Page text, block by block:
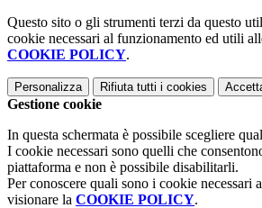
Questo sito o gli strumenti terzi da questo
cookie necessari al funzionamento ed utili
COOKIE POLICY.
Personalizza Rifiuta tutti i cookies
Gestione cookie
In questa schermata è possibile scegliere
I cookie necessari sono quelli che
piattaforma e non è possibile disabilitarli.
Per conoscere quali sono i cookie necessari
visionare la COOKIE POLICY.